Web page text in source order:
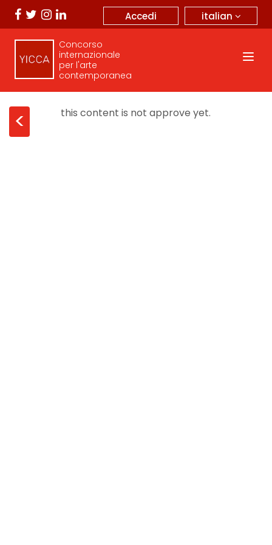
italian
Accedi
Concorso
internazionale
per l'arte
contemporanea
< this content is not approve yet.